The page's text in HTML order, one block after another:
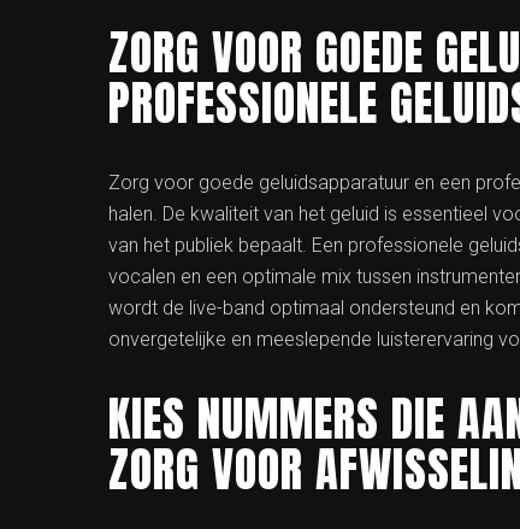
ZORG VOOR GOEDE
PROFESSIONELE
Zorg voor goede geluidsapparatuur en een
halen. De kwaliteit van het geluid is essentieel
van het publiek bepaalt. Een professionele
vocalen en een optimale mix tussen
wordt de live-band optimaal ondersteund en
onvergetelijke en meeslepende luisterervaring
KIES NUMMERS DIE
ZORG VOOR